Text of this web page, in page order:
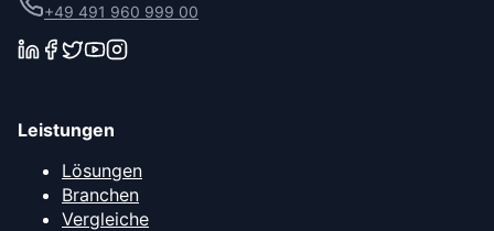
+49 491 960 999 00
Leistungen
Lösungen
Branchen
Vergleiche